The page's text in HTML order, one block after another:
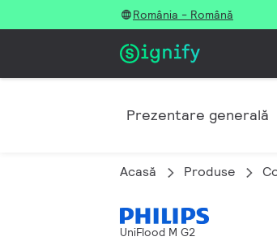
România - Română
Prezentare generală
Acasă Produse
UniFlood M G2